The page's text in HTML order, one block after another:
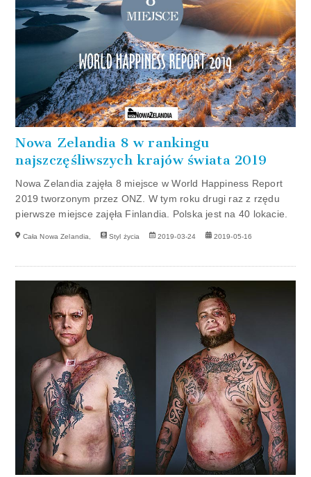
Nowa Zelandia 8 w rankingu
najszczęśliwszych krajów świata 2019
Nowa Zelandia zajęła 8 miejsce w World Happiness Report
2019 tworzonym przez ONZ. W tym roku drugi raz z rzędu
pierwsze miejsce zajęła Finlandia. Polska jest na 40 lokacie.
Cała Nowa Zelandia, Styl życia 2019-03-24 2019-05-16